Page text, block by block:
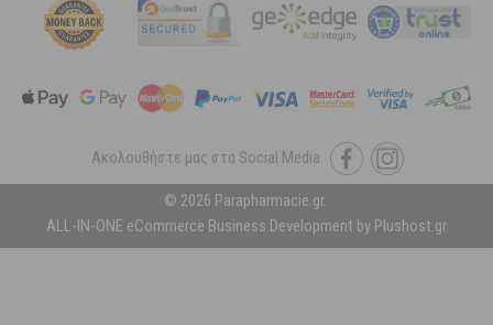
Ακολουθήστε μας στα Social Media
© 2026 Parapharmacie.gr.
ALL-IN-ONE eCommerce Business Development by Plushost.gr